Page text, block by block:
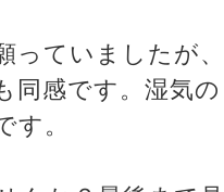
ていましたが、
同感です。湿気の
す。